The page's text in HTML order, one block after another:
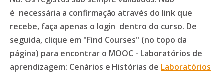
é necessária a confirmação através do link que
recebe, faça apenas o login dentro do curso. De
seguida, clique em "Find Courses" (no topo da
página) para encontrar o MOOC - Laboratórios de
aprendizagem: Cenários e Histórias de Laboratórios